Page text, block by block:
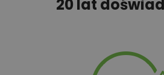
Wyceń adaptację
20 lat